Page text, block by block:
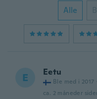
Alle
E Eetu
Ble med i 2017
ca. 2 måneder